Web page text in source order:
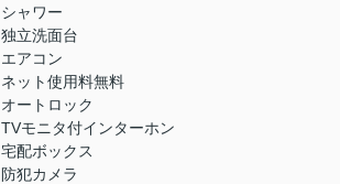
シャワー
独立洗面台
エアコン
ネット使用料無料
オートロック
TVモニタ付インターホン
宅配ボックス
防犯カメラ